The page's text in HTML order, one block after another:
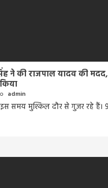
ने की राजपाल यादव की
admin
समय मुश्किल दौर से गुजर रहे